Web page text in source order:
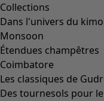
Collections
Dans l'univers du
Monsoon
Étendues champêtres
Coimbatore
Les classiques de
Des tournesols pour le